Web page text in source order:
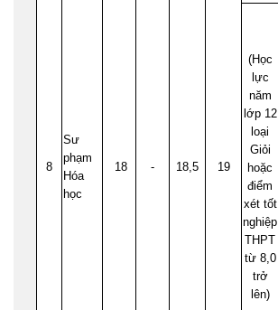
8
Sư
phạm
Hóa
học
18 - 18,5 19
(Học
lực
năm
lớp 12
loại
Giỏi
hoặc
điểm
xét tốt
nghiệp
THPT
từ 8,0
trở
lên)